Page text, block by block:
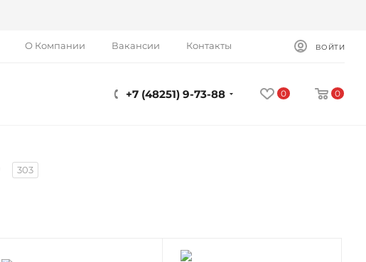
О Компании Вакансии Контакты ВОЙТИ
0 0
+7 (48251) 9-73-88
303